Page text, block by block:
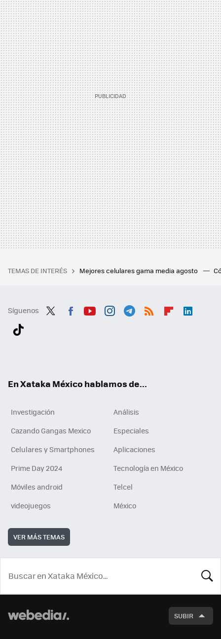
TEMAS DE INTERÉS Mejores celulares gama media agosto
Síguenos
En Xataka México hablamos de...
Investigación
Análisis
Cazando Gangas Mexico
Especiales
Celulares y Smartphones
Aplicaciones
Prime Day 2024
Tecnología en México
Móviles android
Telcel
videojuegos
México
VER MÁS TEMAS
SUBIR